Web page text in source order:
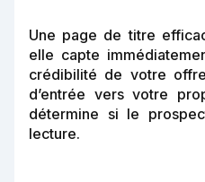
Une page de titre
elle capte
crédibilité de votre
d’entrée vers votre
détermine si le
lecture.